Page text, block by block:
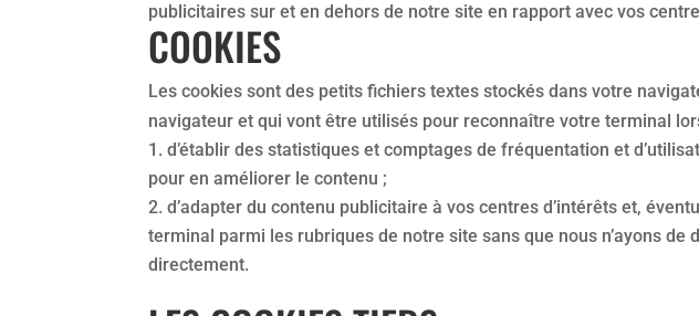
publicitaires sur et en dehors de notre site en rapport avec vos
COOKIES
Les cookies sont des petits fichiers textes stockés dans votre
navigateur et qui vont être utilisés pour reconnaître votre terminal
d’établir des statistiques et comptages de fréquentation et
pour en améliorer le contenu ;
d’adapter du contenu publicitaire à vos centres d’intérêts et,
terminal parmi les rubriques de notre site sans que nous n’ayons
directement.